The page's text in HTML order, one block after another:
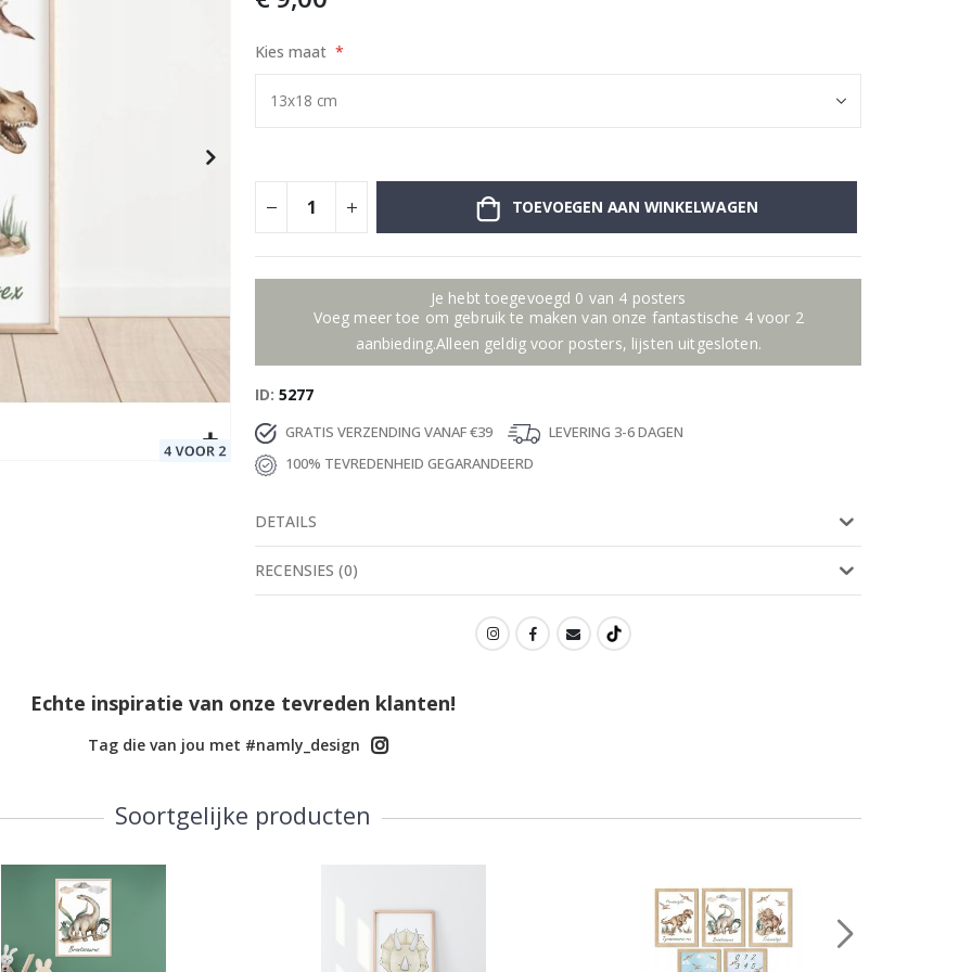
van 3
24,00 €
Kies maat
TOEVOEGEN AAN WINKELWAGEN
Je hebt toegevoegd 0 van 4 posters
Voeg meer toe om gebruik te maken van onze fantastische 4 voor 2
aanbieding.Alleen geldig voor posters, lijsten uitgesloten.
ID 5277
GRATIS VERZENDING VANAF €39
LEVERING 3-6 DAGEN
100% TEVREDENHEID GEGARANDEERD
DETAILS
RECENSIES (0)
Echte inspiratie van onze tevreden klanten!
Tag die van jou met #namly_design
Soortgelijke producten